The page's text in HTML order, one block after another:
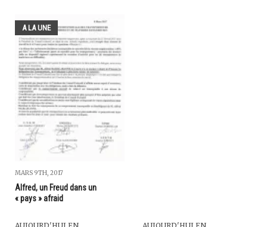
A LA UNE
MARS 9TH, 2017
Alfred, un Freud dans un
« pays » afraid